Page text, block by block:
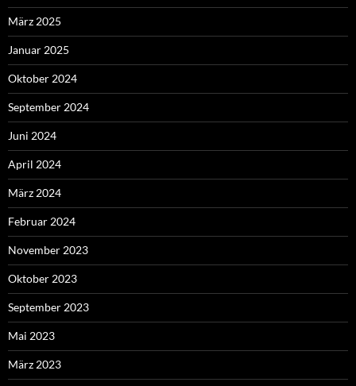
März 2025
Januar 2025
Oktober 2024
September 2024
Juni 2024
April 2024
März 2024
Februar 2024
November 2023
Oktober 2023
September 2023
Mai 2023
März 2023